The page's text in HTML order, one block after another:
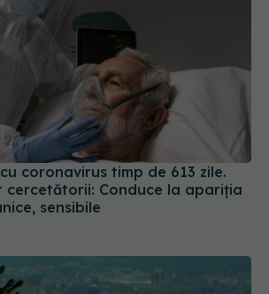
coronavirus timp de 613 zile.
cercetătorii: Conduce la apariția
sensibile